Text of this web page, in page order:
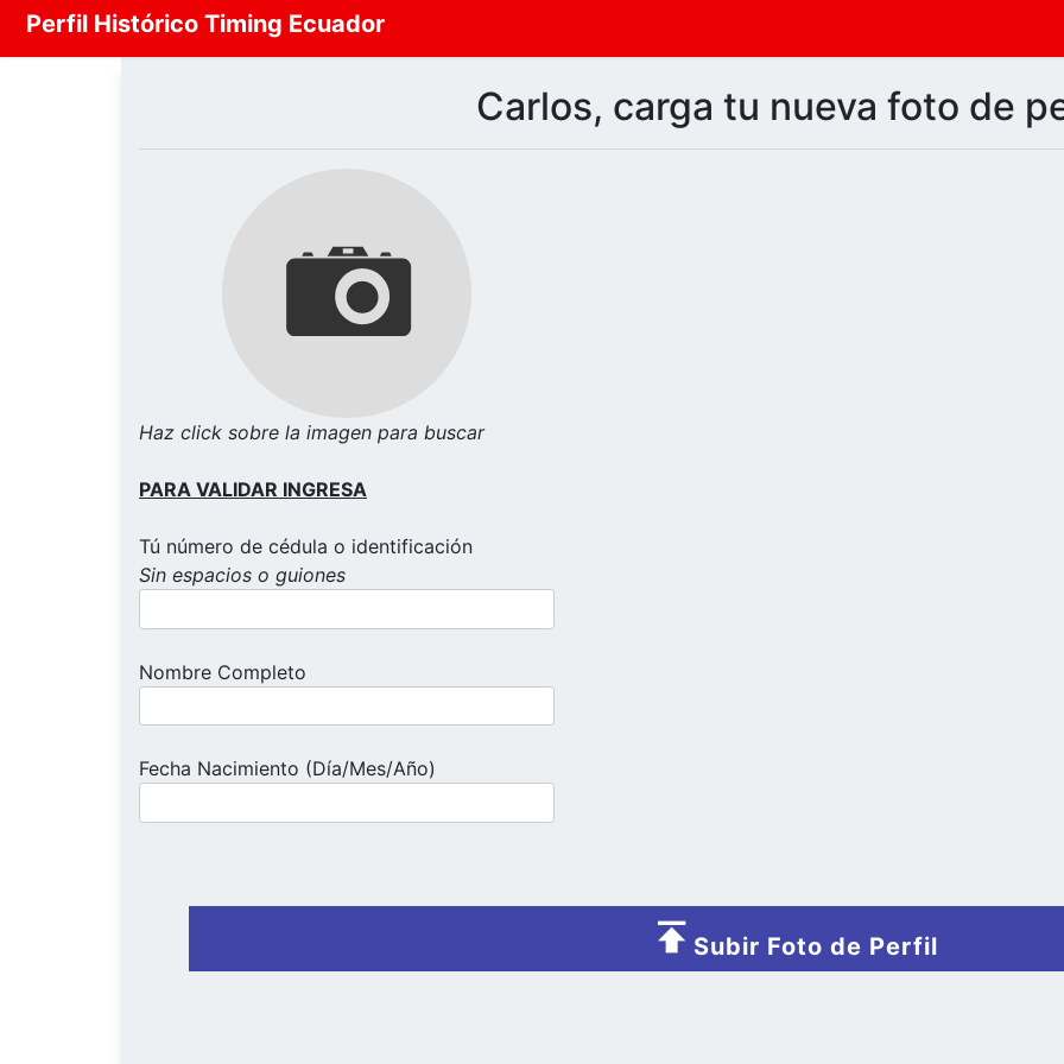
Perfil Histórico Timing Ecuador
Carlos, carga tu nueva foto de
Haz click sobre la imagen para buscar
PARA VALIDAR INGRESA
Tú número de cédula o identificación
Sin espacios o guiones
Nombre Completo
Fecha Nacimiento (Día/Mes/Año)
Subir Foto de Perfil